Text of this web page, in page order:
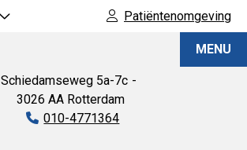
Patiëntenomgeving
Schiedamseweg 5a-7c
3026 AA Rotterdam
Tel:
010-4771364
MENU